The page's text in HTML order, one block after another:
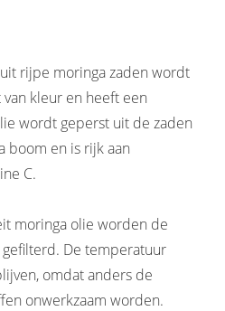
rijpe moringa zaden wordt
kleur en heeft een
wordt geperst uit de zaden
boom en is rijk aan
C.
moringa olie worden de
De temperatuur
omdat anders de
onwerkzaam worden.